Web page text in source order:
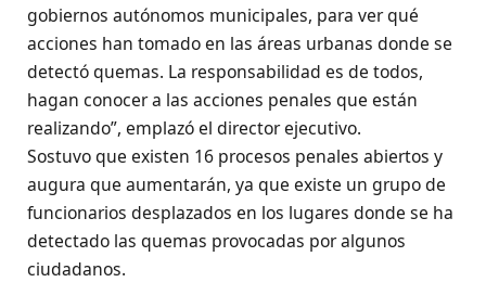
gobiernos autónomos municipales, para ver qué
acciones han tomado en las áreas urbanas donde se
detectó quemas. La responsabilidad es de todos,
hagan conocer a las acciones penales que están
realizando”, emplazó el director ejecutivo.
Sostuvo que existen 16 procesos penales abiertos y
augura que aumentarán, ya que existe un grupo de
funcionarios desplazados en los lugares donde se ha
detectado las quemas provocadas por algunos
ciudadanos.